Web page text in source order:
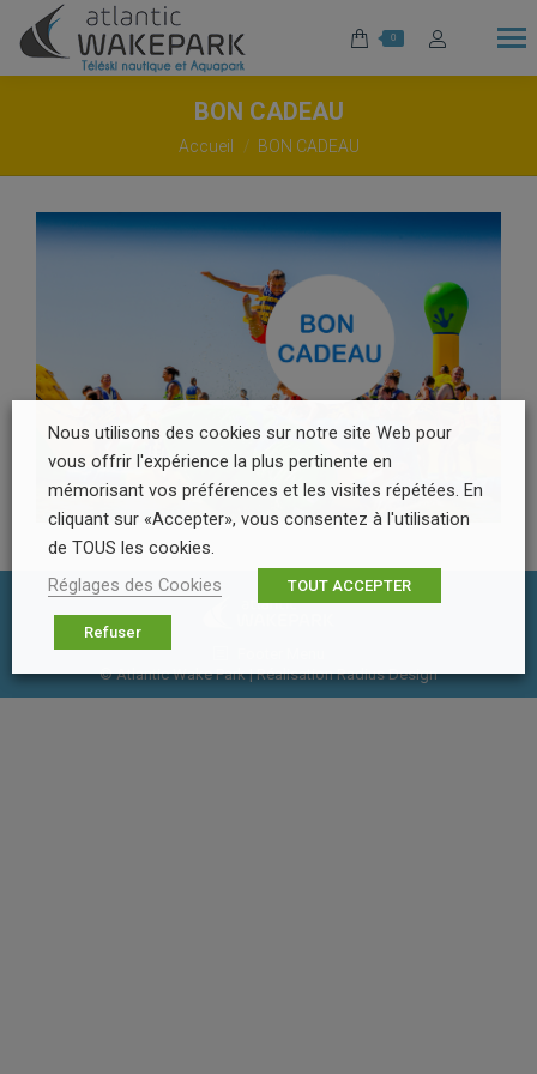
0
BON CADEAU
Vous êtes ici :
Accueil BON CADEAU
© Atlantic Wake Park | RéalisationRadius Design
Nous utilisons des cookies sur notre site Web pour
vous offrir l'expérience la plus pertinente en
mémorisant vos préférences et les visites répétées. En
cliquant sur «Accepter», vous consentez à l'utilisation
de TOUS les cookies.
Réglages des Cookies
TOUT ACCEPTER
Refuser